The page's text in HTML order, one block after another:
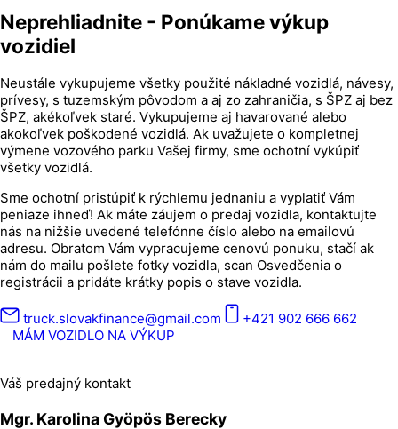
Neprehliadnite - Ponúkame výkup
vozidiel
Neustále vykupujeme všetky použité nákladné vozidlá, návesy,
prívesy, s tuzemským pôvodom a aj zo zahraničia, s ŠPZ aj bez
ŠPZ, akékoľvek staré. Vykupujeme aj havarované alebo
akokoľvek poškodené vozidlá. Ak uvažujete o kompletnej
výmene vozového parku Vašej firmy, sme ochotní vykúpiť
všetky vozidlá.
Sme ochotní pristúpiť k rýchlemu jednaniu a vyplatiť Vám
peniaze ihneď! Ak máte záujem o predaj vozidla, kontaktujte
nás na nižšie uvedené telefónne číslo alebo na emailovú
adresu. Obratom Vám vypracujeme cenovú ponuku, stačí ak
nám do mailu pošlete fotky vozidla, scan Osvedčenia o
registrácii a pridáte krátky popis o stave vozidla.
truck.slovakfinance@gmail.com
+421 902 666 662
MÁM VOZIDLO NA VÝKUP
Váš predajný kontakt
Mgr. Karolina Gyöpös Berecky